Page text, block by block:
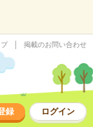
掲載のお問い合わせ
録 ログイン